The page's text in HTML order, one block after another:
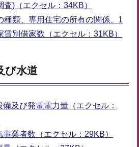
査)（エクセル：34KB）
種類、専用住宅の所有の関係、1
賃別借家数（エクセル：31KB）
び水道
備及び発電電力量（エクセル：
事業者数（エクセル：29KB）